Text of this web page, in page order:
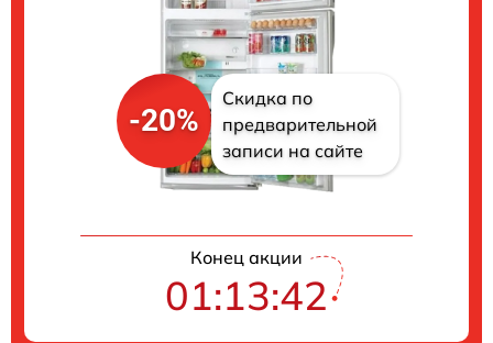
-20%
Скидка по
предварительной
записи на сайте
Конец акции
01:13:41